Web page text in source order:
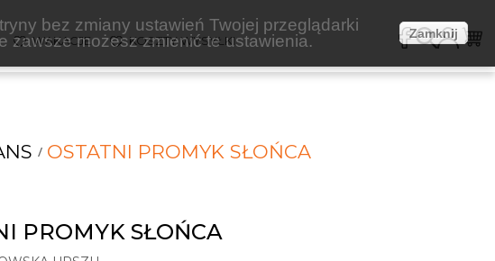
bez zmiany ustawień Twojej przeglądarki
zawsze możesz zmienić te ustawienia.
Zamknij
WAKACJE KOSZTY WYSYŁKI
OSTATNI PROMYK SŁOŃCA
PROMYK SŁOŃCA